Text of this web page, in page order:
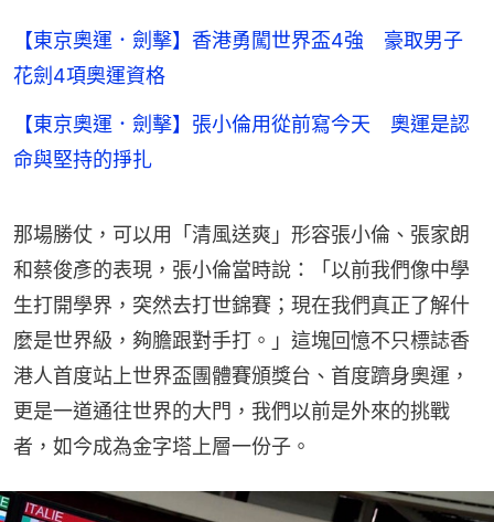
【東京奧運．劍擊】香港勇闖世界盃4強 豪取男子
花劍4項奧運資格
【東京奧運．劍擊】張小倫用從前寫今天 奧運是認
命與堅持的掙扎
那場勝仗，可以用「清風送爽」形容張小倫、張家朗
和蔡俊彥的表現，張小倫當時說：「以前我們像中學
生打開學界，突然去打世錦賽；現在我們真正了解什
麼是世界級，夠膽跟對手打。」這塊回憶不只標誌香
港人首度站上世界盃團體賽頒獎台、首度躋身奧運，
更是一道通往世界的大門，我們以前是外來的挑戰
者，如今成為金字塔上層一份子。